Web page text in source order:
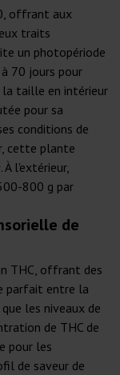
offrant aux
traits
un photopériode
70 jours pour
la taille en intérieur
pour sa
conditions de
cette plante
l'extérieur,
800 g par
de
THC, offrant des
parfait entre la
les niveaux de
de THC de
pour les
de saveur de